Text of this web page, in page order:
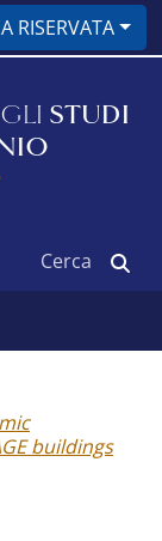
RISERVATA
STUDI
buildings